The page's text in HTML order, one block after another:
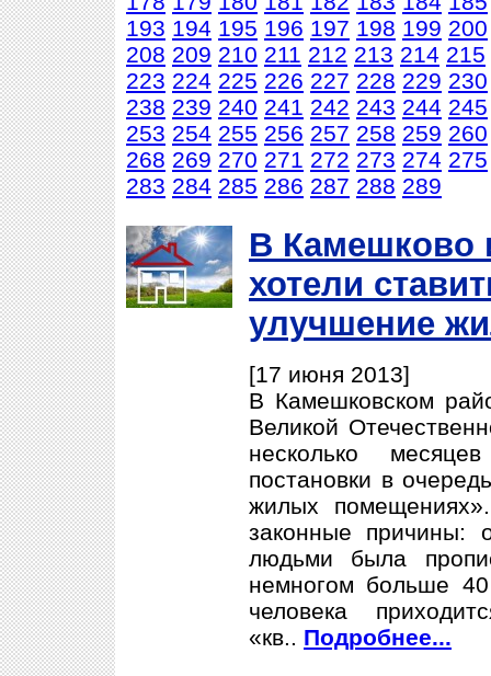
193 194 195 196 197 198 199 200
208 209 210 211 212 213 214 215
223 224 225 226 227 228 229 230
238 239 240 241 242 243 244 245
253 254 255 256 257 258 259 260
268 269 270 271 272 273 274 275
283 284 285 286 287 288 289
В Камешково
хотели
улучшение
[17 июня 2013]
В Камешковском
Великой
несколько
постановки в
жилых
законные причины:
людьми была
немногом больше
человека
«кв.. Подробнее...